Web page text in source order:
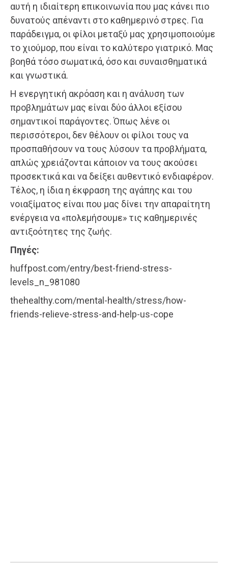
αυτή η ιδιαίτερη επικοινωνία που μας κάνει πιο
δυνατούς απέναντι στο καθημερινό στρες. Για
παράδειγμα, οι φίλοι μεταξύ μας χρησιμοποιούμε
το χιούμορ, που είναι το καλύτερο γιατρικό. Μας
βοηθά τόσο σωματικά, όσο και συναισθηματικά
και γνωστικά.
Η ενεργητική ακρόαση και η ανάλυση των
προβλημάτων μας είναι δύο άλλοι εξίσου
σημαντικοί παράγοντες. Όπως λένε οι
περισσότεροι, δεν θέλουν οι φίλοι τους να
προσπαθήσουν να τους λύσουν τα προβλήματα,
απλώς χρειάζονται κάποιον να τους ακούσει
προσεκτικά και να δείξει αυθεντικό ενδιαφέρον.
Τέλος, η ίδια η έκφραση της αγάπης και του
νοιαξίματος είναι που μας δίνει την απαραίτητη
ενέργεια να «πολεμήσουμε» τις καθημερινές
αντιξοότητες της ζωής.
Πηγές:
huffpost.com/entry/best-friend-stress-
levels_n_981080
thehealthy.com/mental-health/stress/how-
friends-relieve-stress-and-help-us-cope